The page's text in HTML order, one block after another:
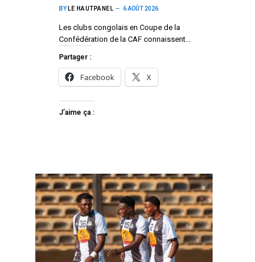
BY LE HAUTPANEL 6 AOÛT 2026
Les clubs congolais en Coupe de la
Confédération de la CAF connaissent…
Partager :
Facebook X
J’aime ça :